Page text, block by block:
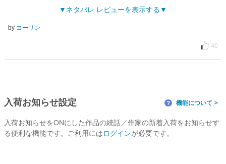
ネタバレ レビューを表示する
by コーリン
40
入荷お知らせ設定 ？ 機能について
入荷お知らせをONにした作品の続話／作家の新着入荷をお知らせす
る便利な機能です。ご利用にはログインが必要です。